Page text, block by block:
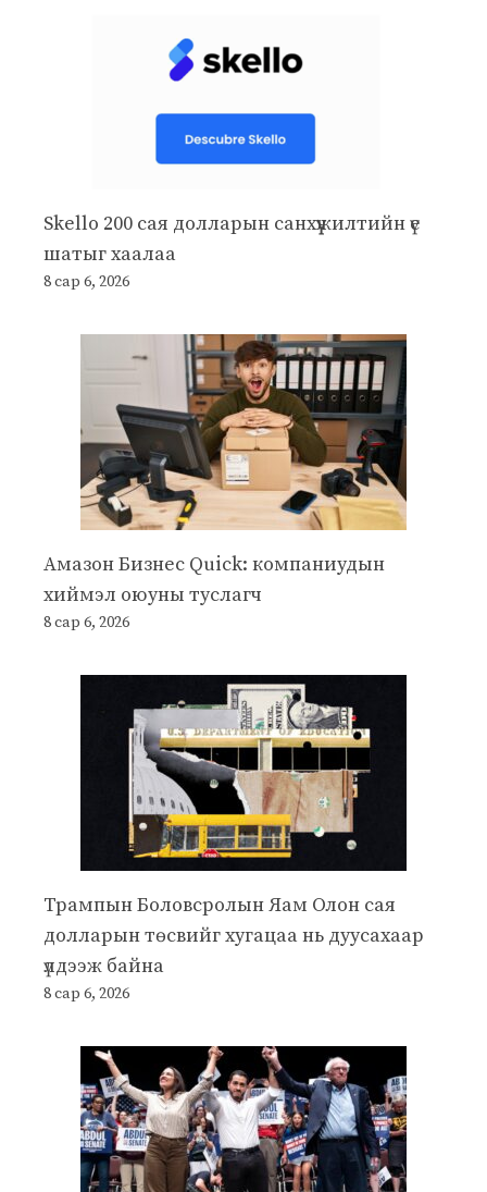
Skello 200 сая долларын санхүүжилтийн үе
шатыг хаалаа
8 сар 6, 2026
Амазон Бизнес Quick: компаниудын
хиймэл оюуны туслагч
8 сар 6, 2026
Трампын Боловсролын Яам Олон сая
долларын төсвийг хугацаа нь дуусахаар
үлдээж байна
8 сар 6, 2026